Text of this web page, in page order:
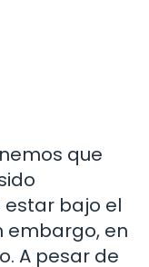
que
bajo el
embargo, en
A pesar de